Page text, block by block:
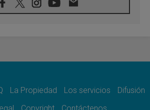
Venezuela celebraron los 416 años del
en diócesis
La Propiedad Los servicios
Difusión